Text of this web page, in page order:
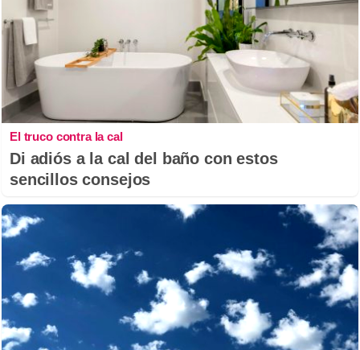
El truco contra la cal
Di adiós a la cal del baño con estos
sencillos consejos